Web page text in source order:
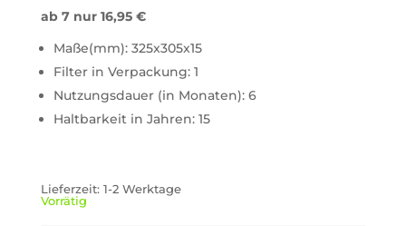
ab 7 nur 16,95 €
Maße(mm): 325x305x15
Filter in Verpackung: 1
Nutzungsdauer (in Monaten): 6
Haltbarkeit in Jahren: 15
Lieferzeit: 1-2 Werktage
Vorrätig